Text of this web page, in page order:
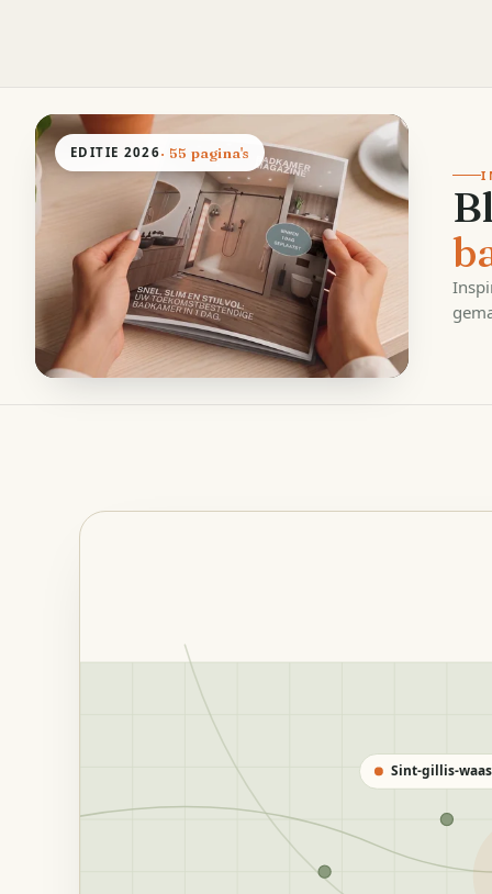
EDITIE 2026· 55 pagina's
Sint-gillis-waas